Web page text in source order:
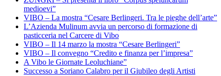
medioevi”
VIBO – La mostra “Cesare Berlingeri. Tra le pieghe dell’arte”
L’Azienda Mulinum avvia un percorso di formazione di
pasticceria nel Carcere di Vibo
VIBO – Il 14 marzo la mostra “Cesare Berlingeri”
VIBO – Il convegno “Credito e finanza per l’impresa”
A Vibo le Giornate Leoluchiane”
Successo a Soriano Calabro per il Giubileo degli Artisti